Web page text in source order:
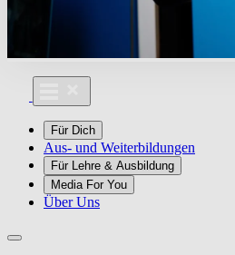
Für Dich
Aus- und Weiterbildungen
Für Lehre & Ausbildung
Media For You
Über Uns